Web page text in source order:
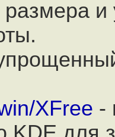
и
XFree -